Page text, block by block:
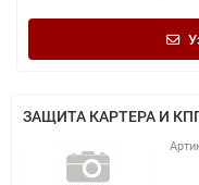
ЗАЩИТА КАРТЕРА И КПП